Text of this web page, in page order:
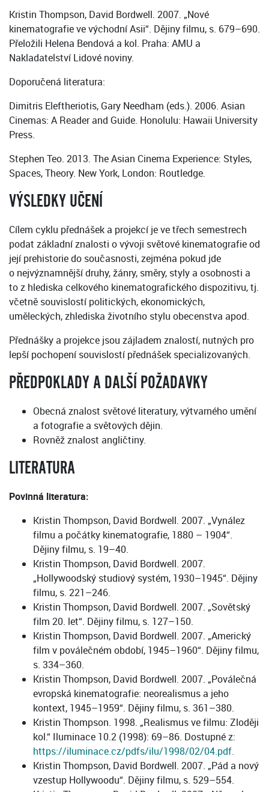
Kristin Thompson, David Bordwell. 2007. „Nové
kinematografie ve východní Asii“. Dějiny filmu, s. 679–690.
Přeložili Helena Bendová a kol. Praha: AMU a
Nakladatelství Lidové noviny.
Doporučená literatura:
Dimitris Eleftheriotis, ‎Gary Needham (eds.). 2006. Asian
Cinemas: A Reader and Guide. Honolulu: Hawaii University
Press.
Stephen Teo. 2013. The Asian Cinema Experience: Styles,
Spaces, Theory. New York, London: Routledge.
VÝSLEDKY UČENÍ
Cílem cyklu přednášek a projekcí je ve třech semestrech
podat základní znalosti o vývoji světové kinematografie od
její prehistorie do současnosti, zejména pokud jde
o nejvýznamnější druhy, žánry, směry, styly a osobnosti a
to z hlediska celkového kinematografického dispozitivu, tj.
včetně souvislostí politických, ekonomických,
uměleckých, zhlediska životního stylu obecenstva apod.
Přednášky a projekce jsou zájladem znalostí, nutných pro
lepší pochopení souvislostí přednášek specializovaných.
PŘEDPOKLADY A DALŠÍ POŽADAVKY
Obecná znalost světové literatury, výtvarného umění
a fotografie a světových dějin.
Rovněž znalost angličtiny.
LITERATURA
Povinná literatura:
Kristin Thompson, David Bordwell. 2007. „Vynález
filmu a počátky kinematografie, 1880 – 1904“.
Dějiny filmu, s. 19–40.
Kristin Thompson, David Bordwell. 2007.
„Hollywoodský studiový systém, 1930–1945“. Dějiny
filmu, s. 221–246.
Kristin Thompson, David Bordwell. 2007. „Sovětský
film 20. let“. Dějiny filmu, s. 127–150.
Kristin Thompson, David Bordwell. 2007. „Americký
film v poválečném období, 1945–1960“. Dějiny filmu,
s. 334–360.
Kristin Thompson, David Bordwell. 2007. „Poválečná
evropská kinematografie: neorealismus a jeho
kontext, 1945–1959“. Dějiny filmu, s. 361–380.
Kristin Thompson. 1998. „Realismus ve filmu: Zloději
kol.“ Iluminace 10.2 (1998): 69–86. Dostupné z:
https://iluminace.cz/pdfs/ilu/1998/02/04.pdf.
Kristin Thompson, David Bordwell. 2007. „Pád a nový
vzestup Hollywoodu“. Dějiny filmu, s. 529–554.